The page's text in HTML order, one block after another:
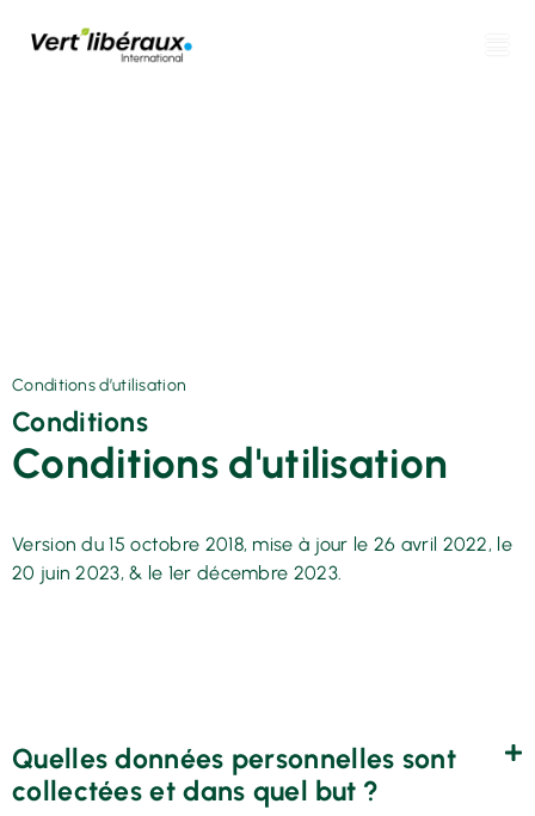
Conditions d’utilisation
Conditions
Conditions d'utilisation
Version du 15 octobre 2018, mise à jour le 26 avril 2022, le
20 juin 2023, & le 1er décembre 2023.
Quelles données personnelles sont
collectées et dans quel but ?